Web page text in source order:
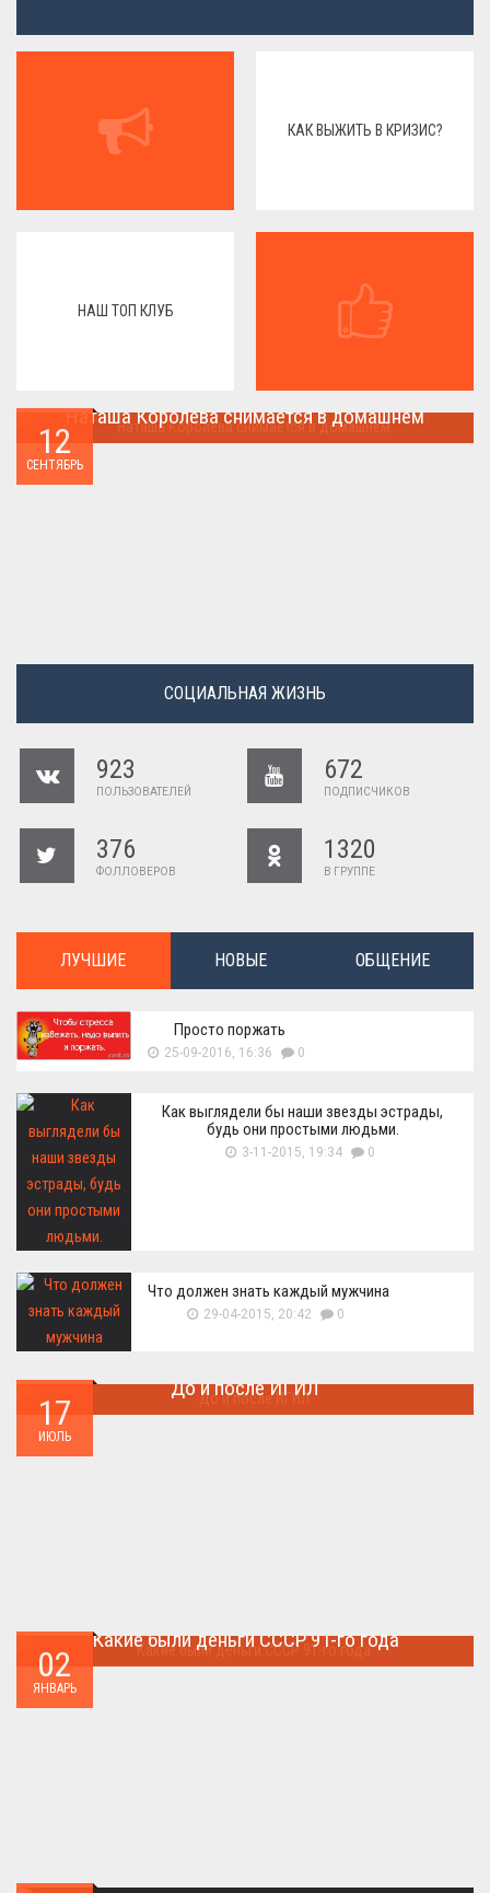
КАК ВЫЖИТЬ В КРИЗИС?
НАШ ТОП КЛУБ
12
СЕНТЯБРЬ
Наташа Королева снимается в домашнем
СОЦИАЛЬНАЯ ЖИЗНЬ
923
ПОЛЬЗОВАТЕЛЕЙ
672
ПОДПИСЧИКОВ
376
ФОЛЛОВЕРОВ
1320
В ГРУППЕ
ЛУЧШИЕ НОВЫЕ ОБЩЕНИЕ
Просто поржать
25-09-2016, 16:36 0
Как выглядели бы наши звезды эстрады,
будь они простыми людьми.
3-11-2015, 19:34 0
Что должен знать каждый мужчина
29-04-2015, 20:42 0
17
ИЮЛЬ
До и после ИГИЛ
02
ЯНВАРЬ
Какие были деньги СССР 91-го года